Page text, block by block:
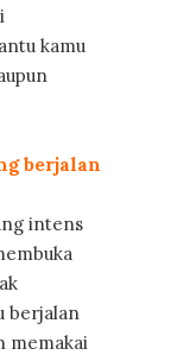
kamu
berjalan
intens
berjalan
memakai